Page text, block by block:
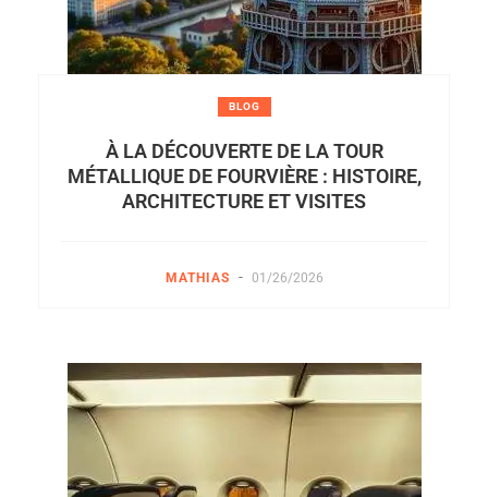
BLOG
À LA DÉCOUVERTE DE LA TOUR
MÉTALLIQUE DE FOURVIÈRE : HISTOIRE,
ARCHITECTURE ET VISITES
MATHIAS - 01/26/2026